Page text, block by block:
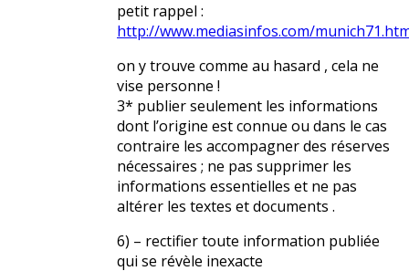
petit rappel :
http://www.mediasinfos.com/
on y trouve comme au hasard , cela ne
vise personne !
3* publier seulement les informations
dont l’origine est connue ou dans le cas
contraire les accompagner des réserves
nécessaires ; ne pas supprimer les
informations essentielles et ne pas
altérer les textes et documents .
6) – rectifier toute information publiée
qui se révèle inexacte